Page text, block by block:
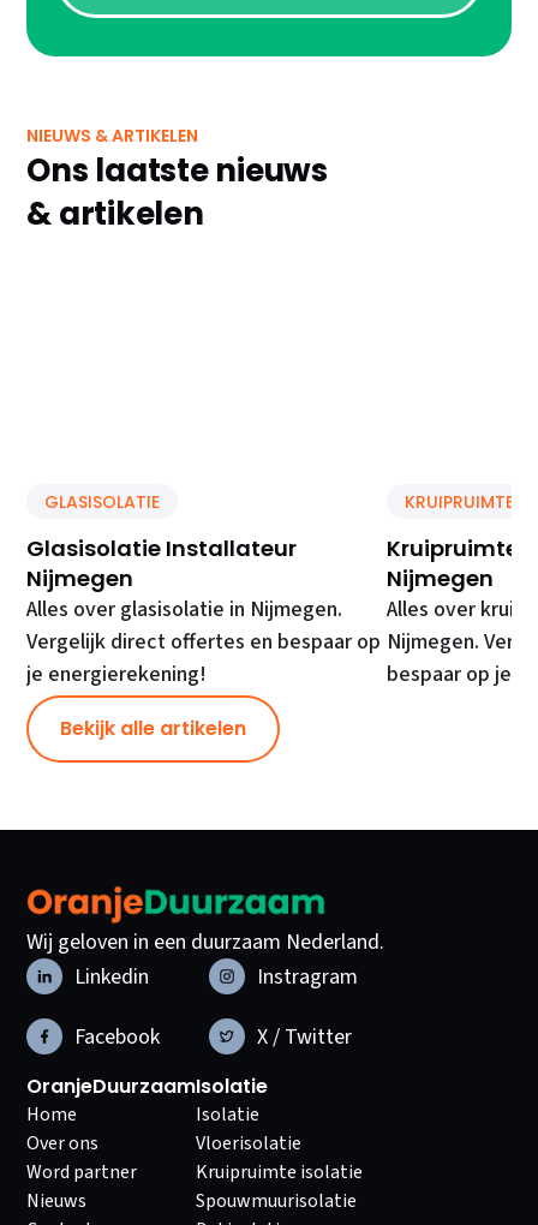
NIEUWS & ARTIKELEN
Ons laatste nieuws
& artikelen
GLASISOLATIE
Glasisolatie Installateur
Nijmegen
Alles over glasisolatie in Nijmegen.
Vergelijk direct offertes en bespaar op
je energierekening!
KRUIPRUIMTE
Kruipruimte
Nijmegen
Alles over
Nijmegen.
bespaar op je
Bekijk alle artikelen
Wij geloven in een duurzaam Nederland.
Linkedin
Instragram
Facebook
X / Twitter
OranjeDuurzaam
Home
Over ons
Word partner
Nieuws
Isolatie
Isolatie
Vloerisolatie
Kruipruimte isolatie
Spouwmuurisolatie